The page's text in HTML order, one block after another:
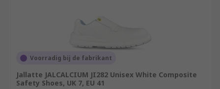
Voorradig bij de fabrikant
Jallatte JALCALCIUM JI282 Unisex White Composite
Safety Shoes, UK 7, EU 41